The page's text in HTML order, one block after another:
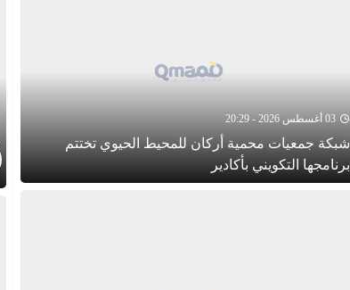
03 أغسطس 2026 - 20:29
شبكة جمعيات محمية أركان للمحيط الحيوي تختتم
برنامجها التكويني بأكادير